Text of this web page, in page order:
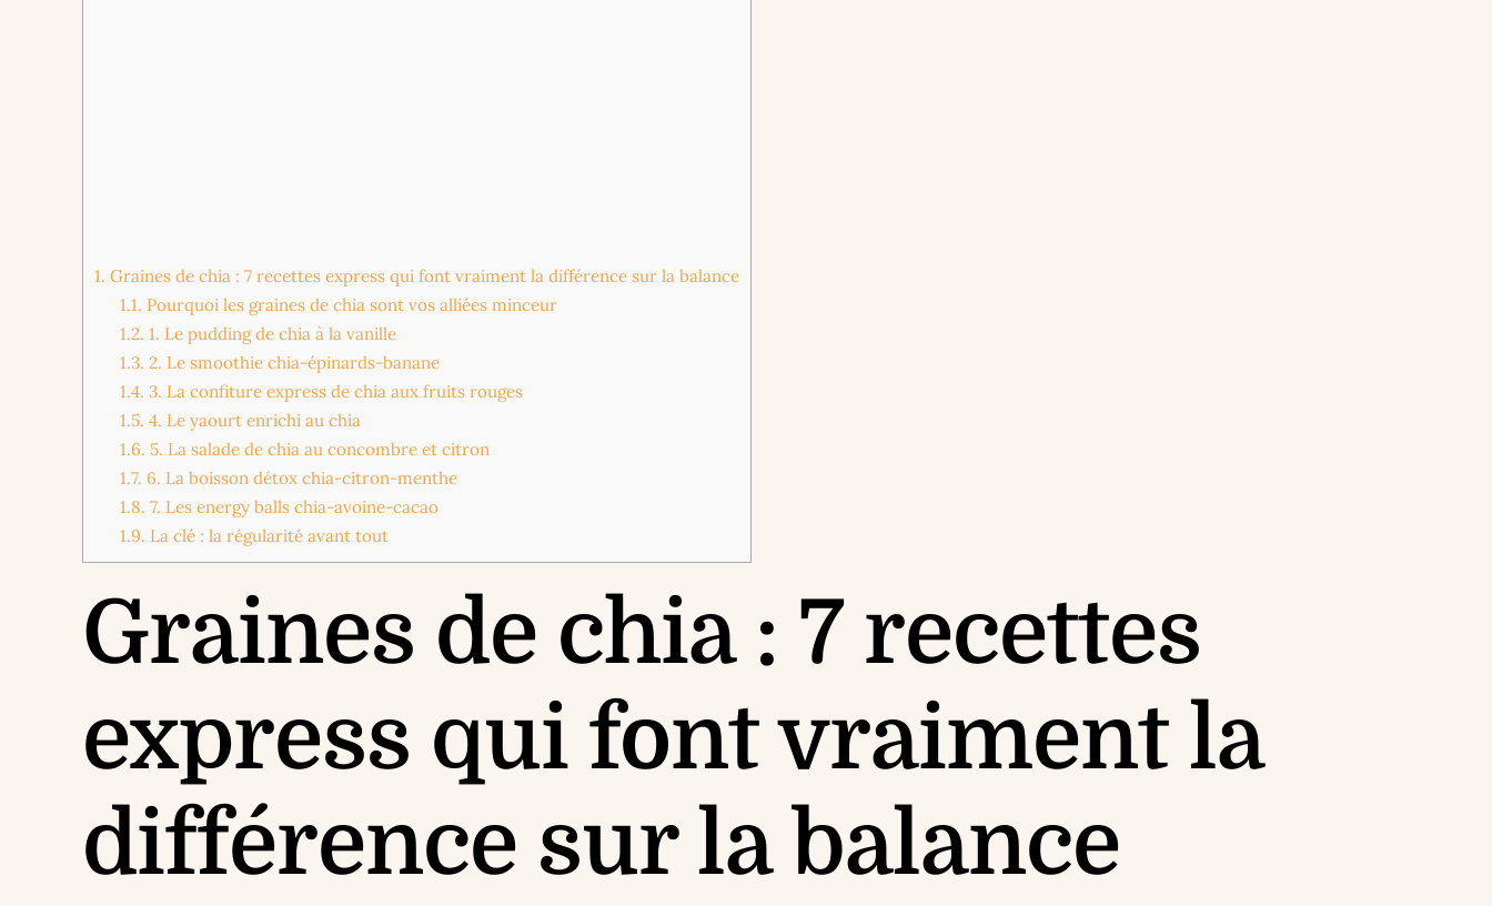
1. Graines de chia : 7 recettes express qui font vraiment la différence sur la balance
1.1. Pourquoi les graines de chia sont vos alliées minceur
1.2. 1. Le pudding de chia à la vanille
1.3. 2. Le smoothie chia-épinards-banane
1.4. 3. La confiture express de chia aux fruits rouges
1.5. 4. Le yaourt enrichi au chia
1.6. 5. La salade de chia au concombre et citron
1.7. 6. La boisson détox chia-citron-menthe
1.8. 7. Les energy balls chia-avoine-cacao
1.9. La clé : la régularité avant tout
Graines de chia : 7 recettes
express qui font vraiment la
différence sur la balance